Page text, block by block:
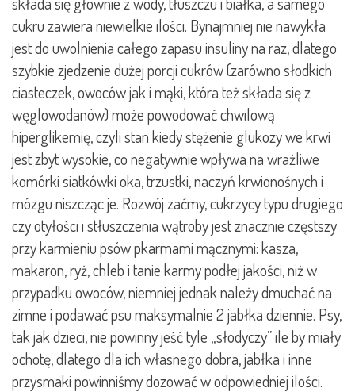
cukru zawiera niewielkie ilości. Bynajmniej nie nawykła
jest do uwolnienia całego zapasu insuliny na raz, dlatego
szybkie zjedzenie dużej porcji cukrów (zarówno słodkich
ciasteczek, owoców jak i mąki, która też składa się z
węglowodanów) może powodować chwilową
hiperglikemię, czyli stan kiedy stężenie glukozy we krwi
jest zbyt wysokie, co negatywnie wpływa na wrażliwe
komórki siatkówki oka, trzustki, naczyń krwionośnych i
mózgu niszcząc je. Rozwój zaćmy, cukrzycy typu drugiego
czy otyłości i stłuszczenia wątroby jest znacznie częstszy
przy karmieniu psów pkarmami mącznymi: kasza,
makaron, ryż, chleb i tanie karmy podłej jakości, niż w
przypadku owoców, niemniej jednak należy dmuchać na
zimne i podawać psu maksymalnie 2 jabłka dziennie. Psy,
tak jak dzieci, nie powinny jeść tyle „słodyczy” ile by miały
ochotę, dlatego dla ich własnego dobra, jabłka i inne
przysmaki powinniśmy dozować w odpowiedniej ilości.